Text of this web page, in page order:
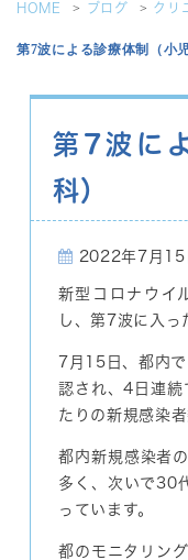
HOME ブログ クリ
第7波による診療体制（小児
第7波に
科）
2022年7月15
新型コロナウイ
し、第7波に入っ
7月15日、都内
認され、4日連続
たりの新規感染
都内新規感染者
多く、次いで30
っています。
都のモニタリン